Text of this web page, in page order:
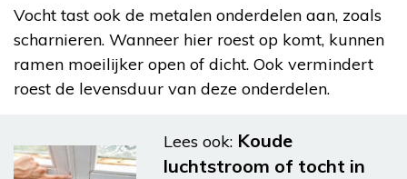
Vocht tast ook de metalen onderdelen aan, zoals
scharnieren. Wanneer hier roest op komt, kunnen
ramen moeilijker open of dicht. Ook vermindert
roest de levensduur van deze onderdelen.
Lees ook: Koude
luchtstroom of tocht in